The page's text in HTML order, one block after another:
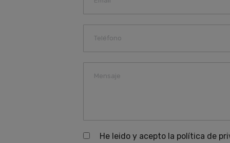
He leido y acepto la política de